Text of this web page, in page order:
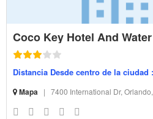
Coco Key Hotel And
Distancia Desde centro de la ciudad
Mapa | 7400 International Dr,